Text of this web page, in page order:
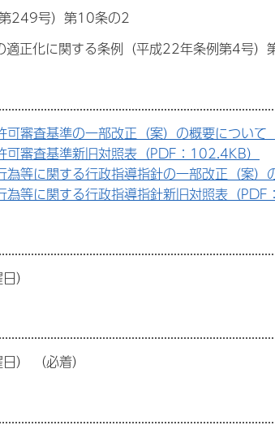
249号）第10条の2
適正化に関する条例（平成22年条例第4号）
可審査基準の一部改正（案）の概要について
可審査基準新旧対照表（PDF：102.4KB）
為等に関する行政指導指針の一部改正（案）
為等に関する行政指導指針新旧対照表（PDF
）
） （必着）